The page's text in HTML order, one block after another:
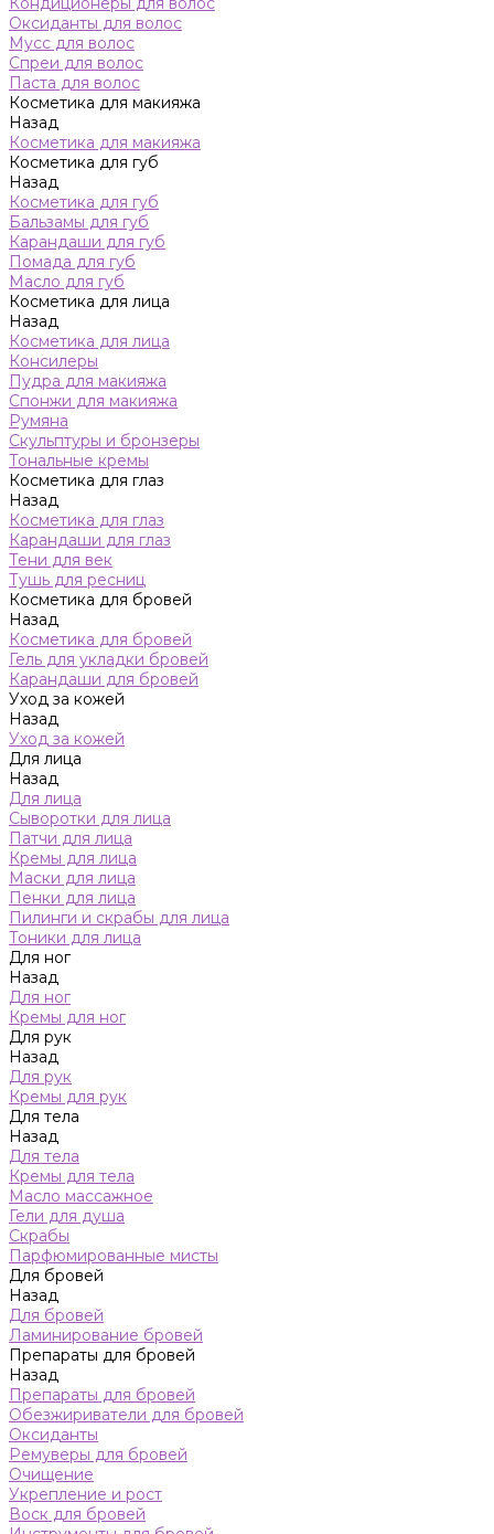
Оксиданты для волос
Мусс для волос
Спреи для волос
Паста для волос
Косметика для макияжа
Назад
Косметика для макияжа
Косметика для губ
Назад
Косметика для губ
Бальзамы для губ
Карандаши для губ
Помада для губ
Масло для губ
Косметика для лица
Назад
Косметика для лица
Консилеры
Пудра для макияжа
Спонжи для макияжа
Румяна
Скульптуры и бронзеры
Тональные кремы
Косметика для глаз
Назад
Косметика для глаз
Карандаши для глаз
Тени для век
Тушь для ресниц
Косметика для бровей
Назад
Косметика для бровей
Гель для укладки бровей
Карандаши для бровей
Уход за кожей
Назад
Уход за кожей
Для лица
Назад
Для лица
Сыворотки для лица
Патчи для лица
Кремы для лица
Маски для лица
Пенки для лица
Пилинги и скрабы для лица
Тоники для лица
Для ног
Назад
Для ног
Кремы для ног
Для рук
Назад
Для рук
Кремы для рук
Для тела
Назад
Для тела
Кремы для тела
Масло массажное
Гели для душа
Скрабы
Парфюмированные мисты
Для бровей
Назад
Для бровей
Ламинирование бровей
Препараты для бровей
Назад
Препараты для бровей
Обезжириватели для бровей
Оксиданты
Ремуверы для бровей
Очищение
Укрепление и рост
Воск для бровей